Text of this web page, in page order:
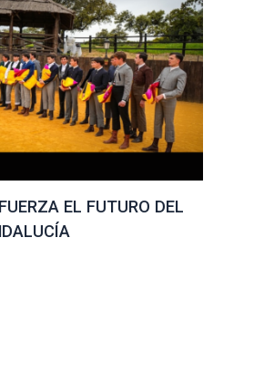
EL FUTURO DEL